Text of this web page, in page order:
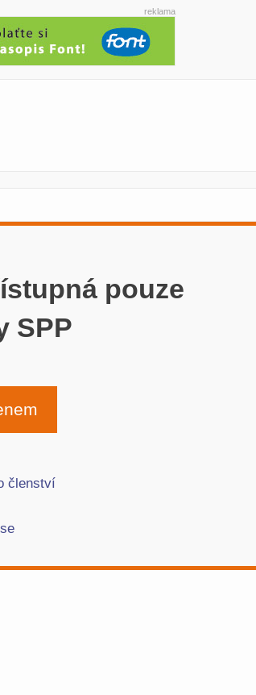
reklama
pouze
SPP
členství